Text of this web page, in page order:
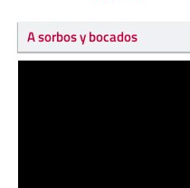
A sorbos y bocados